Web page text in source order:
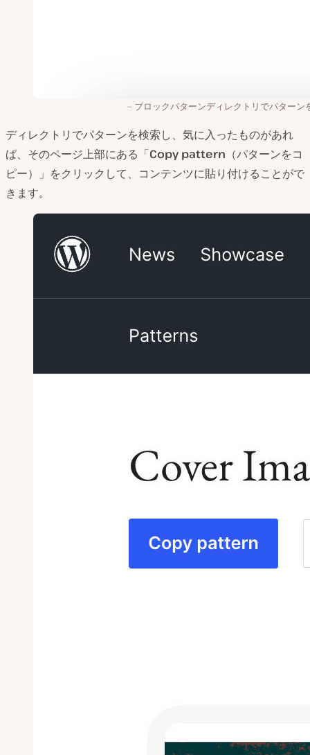
ブロックパターンディレクトリでパターン
ディレクトリでパターンを検索し、気に入ったものがあれ
ば、そのページ上部にある「Copy pattern （パターンをコ
ピー）」をクリックして、コンテンツに貼り付けることがで
きます。